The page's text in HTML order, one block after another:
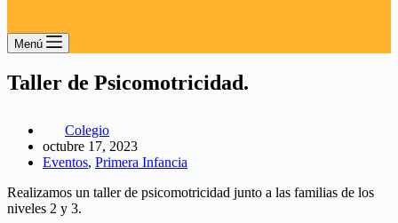
Menú
Taller de Psicomotricidad.
Colegio
octubre 17, 2023
Eventos, Primera Infancia
Realizamos un taller de psicomotricidad junto a las familias de los
niveles 2 y 3.